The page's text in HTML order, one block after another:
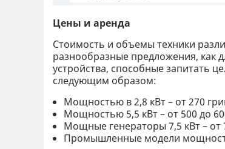
Цены и аренда
Стоимость и объемы техники
разнообразные предложения, как
устройства, способные запитать
следующим образом:
Мощностью в 2,8 кВт – от 270
Мощностью 5,5 кВт – от 500 до
Мощные генераторы 7,5 кВт – от
Промышленные модели